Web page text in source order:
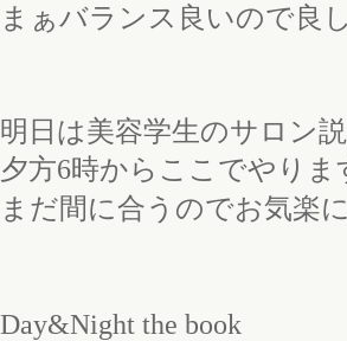
まぁバランス良いので良
明日は美容学生のサロン説
夕方6時からここでやりま
まだ間に合うのでお気楽
Day&Night the book